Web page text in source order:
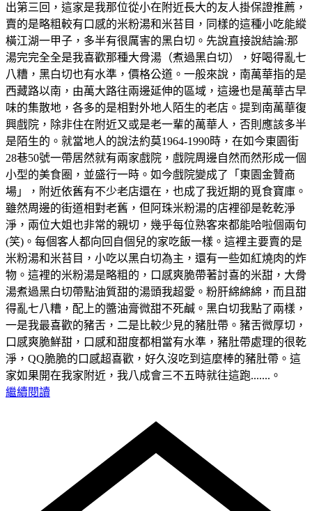
出第三回，這家是我那位從小在附近長大的友人掛保證推薦，
賣的是略粗較有口感的米粉湯和米苔目，同樣的這種小吃能縱
橫江湖一甲子，多半有很厲害的黑白切。先說直接說結論:那
湯完完全全是我喜歡那種大骨湯（煮過黑白切），好喝得亂七
八糟，黑白切也有水準，價格公道。一般來說，南萬華指的是
西藏路以南，由萬大路往兩邊延伸的區域，這邊也是萬華古早
味的集散地，各多的是相對外地人陌生的老店。提到南萬華復
興戲院，除非住在附近又或是老一輩的萬華人，否則應該多半
是陌生的。就當地人的說法約莫1964-1990時，在如今東園街
28巷50號一帶居然就有兩家戲院，戲院周邊自然而然形成一個
小型的美食圈，並盛行一時。如今戲院變成了「東園金贊商
場」，附近依舊有不少老店還在，也成了我近期的覓食寶庫。
雖然周邊的街道相對老舊，但阿珠米粉湯的店裡卻是乾乾淨
淨，兩位大姐也非常的親切，幾乎每位熟客來都能哈啦個兩句
(笑)。每個客人都向回自個兒的家吃飯一樣。這裡主要賣的是
米粉湯和米苔目，小吃以黑白切為主，還有一些如紅燒肉的炸
物。這裡的米粉湯是略粗的，口感爽脆帶著討喜的米甜，大骨
湯煮過黑白切帶點油質甜的湯頭我超愛。粉肝綿綿綿，而且甜
得亂七八糟，配上的醬油膏微甜不死鹹。黑白切我點了兩樣，
一是我最喜歡的豬舌，二是比較少見的豬肚帶。豬舌微厚切，
口感爽脆鮮甜，口感和甜度都相當有水準，豬肚帶處理的很乾
淨，QQ脆脆的口感超喜歡，好久沒吃到這麼棒的豬肚帶。這
家如果開在我家附近，我八成會三不五時就往這跑.......。
繼續閱讀